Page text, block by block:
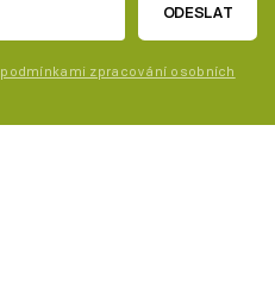
ODESLAT
podmínkami zpracování osobních